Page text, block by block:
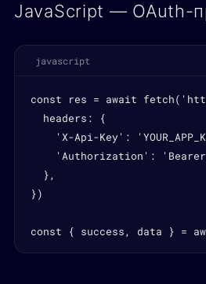
JavaScript — OAuth-
javascript
const res = await
  headers: {
'X-Api-Key':
'Authorization':
  },
})
const { success, data } =